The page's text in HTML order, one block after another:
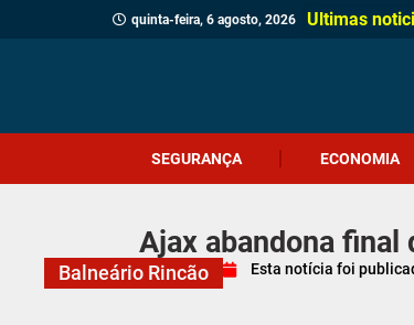
quinta-feira, 6 agosto, 2026 Ultimas
SEGURANÇA ECONOMIA
Ajax abandona final
Balneário Rincão Esta notícia foi